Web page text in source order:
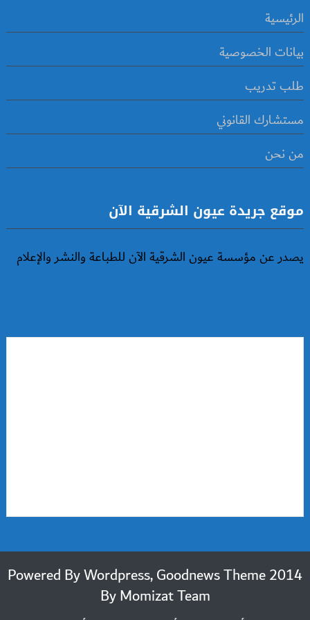
الرئيسية
بيانات الخصوصية
طلب تدريب
مستشارك القانوني
من نحن
موقع جريدة عيون الشرقية الآن
يصدر عن مؤسسة عيون الشرقية الآن للطباعة والنشر والإعلام
2014 Powered By Wordpress, Goodnews Theme
ByMomizat Team